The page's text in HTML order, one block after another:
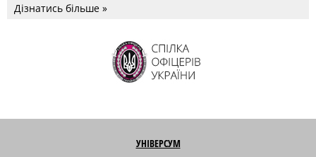
Дізнатись більше »
УНІВЕРСУМ